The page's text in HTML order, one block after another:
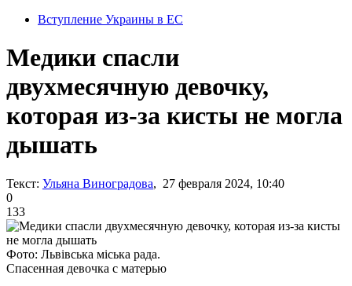
Вступление Украины в ЕС
Медики спасли
двухмесячную девочку,
которая из-за кисты не могла
дышать
Текст: Ульяна Виноградова, 27 февраля 2024, 10:40
0
133
Фото: Львівська міська рада.
Спасенная девочка с матерью